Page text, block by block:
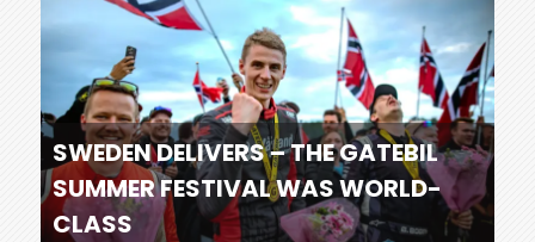
SWEDEN DELIVERS – THE GATEBIL
SUMMER FESTIVAL WAS WORLD-
CLASS